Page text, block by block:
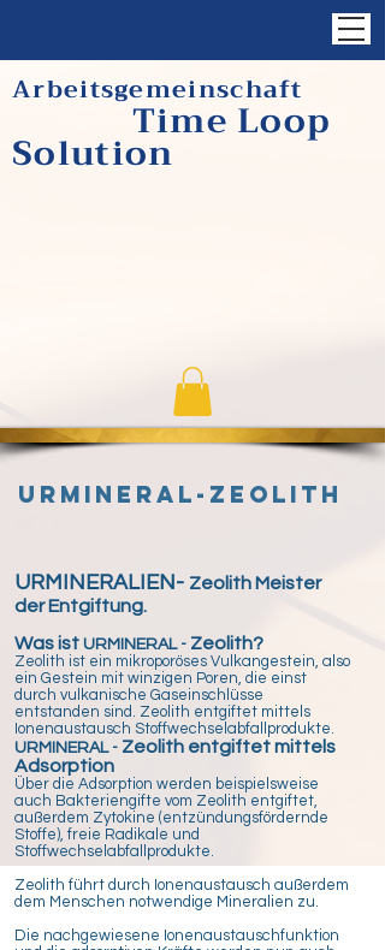
Arbeitsgemeinschaft
Time Loop
Solution
Urmineral-Zeolith
URMINERALIEN- Zeolith Meister
der Entgiftung.
Was ist URMINERAL- Zeolith?
Zeolith ist ein mikroporöses Vulkangestein, also
ein Gestein mit winzigen Poren, die einst
durch vulkanische Gaseinschlüsse
entstanden sind. Zeolith entgiftet mittels
Ionenaustausch Stoffwechselabfallprodukte.
URMINERAL- Zeolith entgiftet mittels
Adsorption
Über die Adsorption werden beispielsweise
auch Bakteriengifte vom Zeolith entgiftet,
außerdem Zytokine (entzündungsfördernde
Stoffe), freie Radikale und
Stoffwechselabfallprodukte.
Zeolith führt durch Ionenaustausch außerdem
dem Menschen notwendige Mineralien zu.
Die nachgewiesene Ionenaustauschfunktion